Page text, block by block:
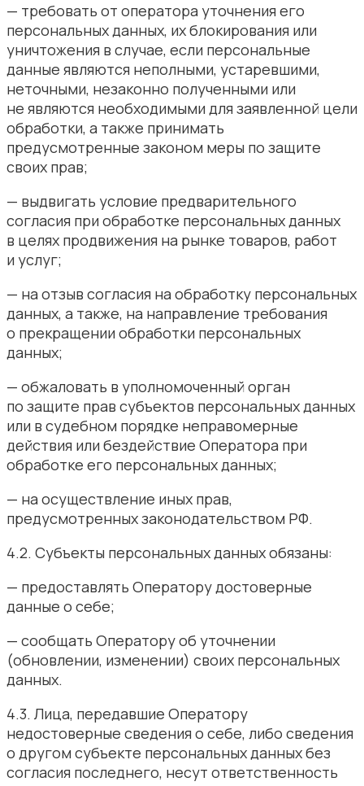
— требовать от оператора уточнения его
персональных данных, их блокирования или
уничтожения в случае, если персональные
данные являются неполными, устаревшими,
неточными, незаконно полученными или
не являются необходимыми для заявленной цели
обработки, а также принимать
предусмотренные законом меры по защите
своих прав;
— выдвигать условие предварительного
согласия при обработке персональных данных
в целях продвижения на рынке товаров, работ
и услуг;
— на отзыв согласия на обработку персональных
данных, а также, на направление требования
о прекращении обработки персональных
данных;
— обжаловать в уполномоченный орган
по защите прав субъектов персональных данных
или в судебном порядке неправомерные
действия или бездействие Оператора при
обработке его персональных данных;
— на осуществление иных прав,
предусмотренных законодательством РФ.
4.2. Субъекты персональных данных обязаны:
— предоставлять Оператору достоверные
данные о себе;
— сообщать Оператору об уточнении
(обновлении, изменении) своих персональных
данных.
4.3. Лица, передавшие Оператору
недостоверные сведения о себе, либо сведения
о другом субъекте персональных данных без
согласия последнего, несут ответственность